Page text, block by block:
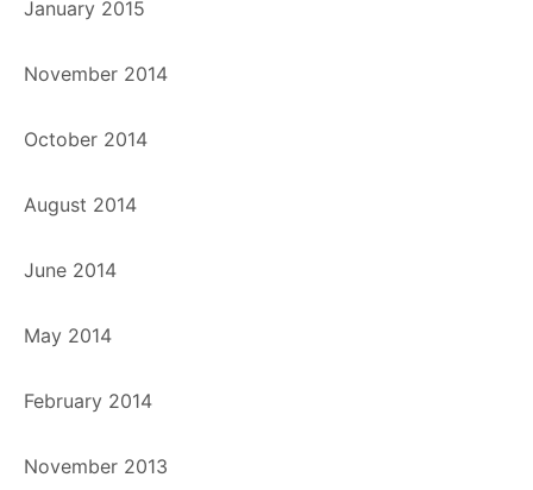
January 2015
November 2014
October 2014
August 2014
June 2014
May 2014
February 2014
November 2013